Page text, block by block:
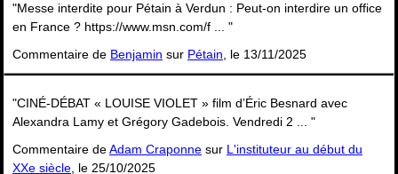
"Messe interdite pour Pétain à Verdun : Peut-on interdire un office
en France ? https://www.msn.com/f ... "
Commentaire de Benjamin sur Pétain , le 13/11/2025
"CINÉ-DÉBAT « LOUISE VIOLET » film d’Éric Besnard avec
Alexandra Lamy et Grégory Gadebois. Vendredi 2 ... "
Commentaire deAdam Craponne sur L'instituteur au début du
XXe siècle , le 25/10/2025